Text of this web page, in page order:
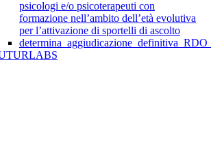
psicologi e/o psicoterapeuti con
formazione nell’ambito dell’età evolutiva
per l’attivazione di sportelli di ascolto